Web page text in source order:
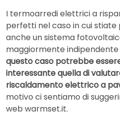
I termoarredi elettrici a
perfetti nel caso in cui stiate
anche un sistema
maggiormente
questo caso potrebbe
interessante quella di
riscaldamento elettrico a
motivo ci sentiamo di
web warmset.it.